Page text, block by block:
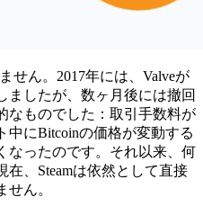
せん。2017年には、Valveが
ましたが、数ヶ月後には撤回
なものでした：取引手数料が
中にBitcoinの価格が変動する
なったのです。それ以来、何
在、Steamは依然として直接
ん。